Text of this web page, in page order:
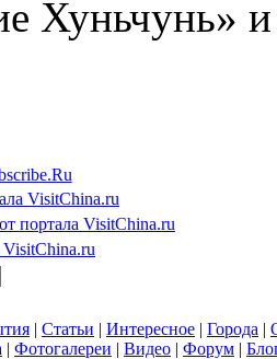
Хуньчунь»
VisitChina.ru
портала VisitChina.ru
| Статьи | Интересное | Города |
| Фотогалереи | Видео | Форум |